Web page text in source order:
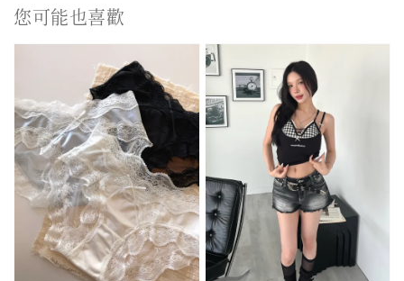
您可能也喜歡